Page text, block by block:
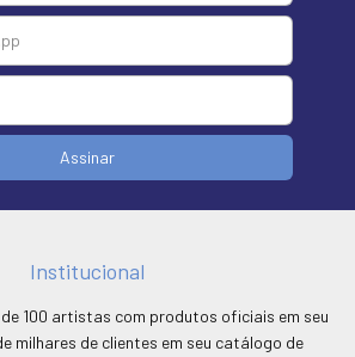
Institucional
100 artistas com produtos oficiais em seu
milhares de clientes em seu catálogo de